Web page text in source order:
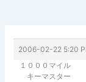
2006-02-22 5:20
１０００マイル
キーマスター